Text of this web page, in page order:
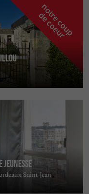
n
o
t
r
e
c
o
u
p
d
e
c
o
e
u
r
jeunesse
Saint-Jean